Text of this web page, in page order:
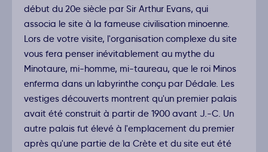
début du 20e siècle par Sir Arthur Evans, qui
associa le site à la fameuse civilisation minoenne.
Lors de votre visite, l'organisation complexe du site
vous fera penser inévitablement au mythe du
Minotaure, mi-homme, mi-taureau, que le roi Minos
enferma dans un labyrinthe conçu par Dédale. Les
vestiges découverts montrent qu'un premier palais
avait été construit à partir de 1900 avant J.-C. Un
autre palais fut élevé à l'emplacement du premier
après qu'une partie de la Crète et du site eut été